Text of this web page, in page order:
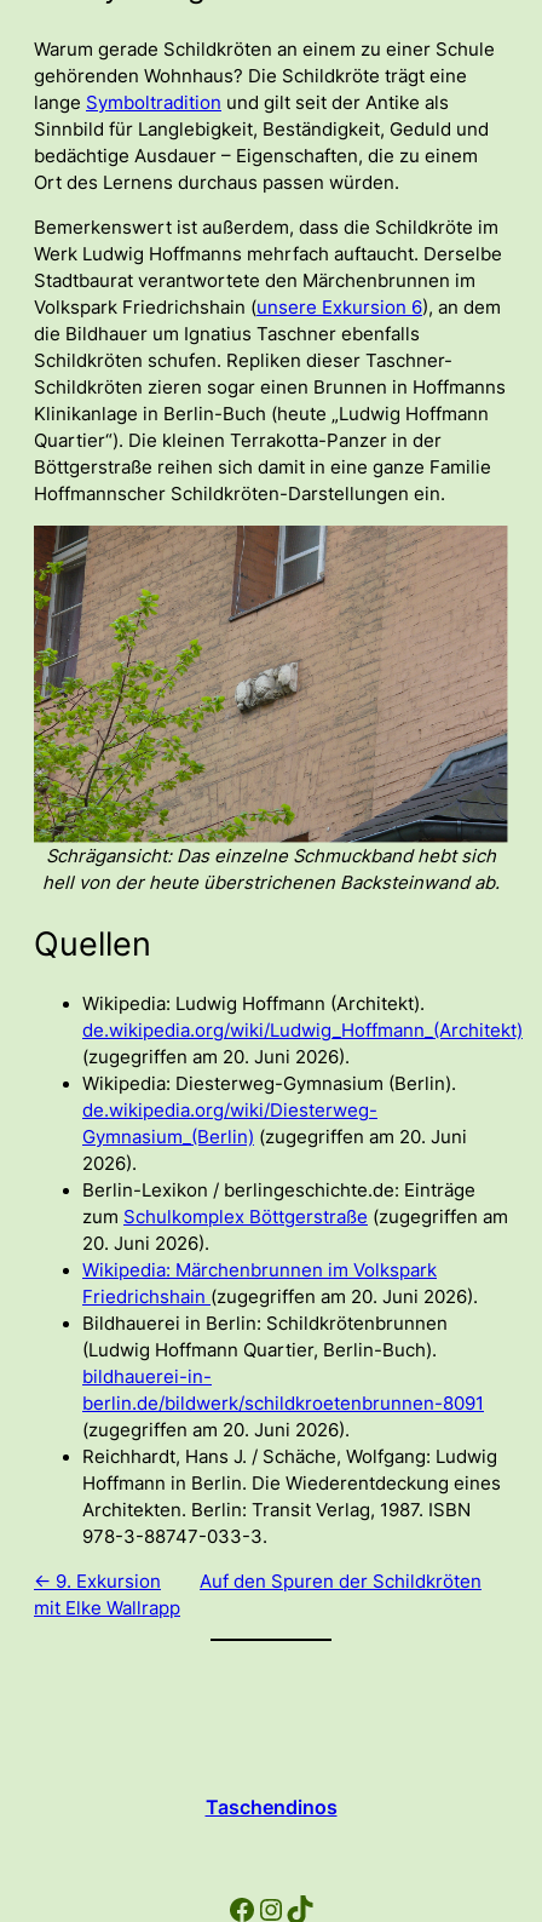
Warum gerade Schildkröten an einem zu einer Schule
gehörenden Wohnhaus? Die Schildkröte trägt eine
lange Symboltradition und gilt seit der Antike als
Sinnbild für Langlebigkeit, Beständigkeit, Geduld und
bedächtige Ausdauer – Eigenschaften, die zu einem
Ort des Lernens durchaus passen würden.
Bemerkenswert ist außerdem, dass die Schildkröte im
Werk Ludwig Hoffmanns mehrfach auftaucht. Derselbe
Stadtbaurat verantwortete den Märchenbrunnen im
Volkspark Friedrichshain (unsere Exkursion 6), an dem
die Bildhauer um Ignatius Taschner ebenfalls
Schildkröten schufen. Repliken dieser Taschner-
Schildkröten zieren sogar einen Brunnen in Hoffmanns
Klinikanlage in Berlin-Buch (heute „Ludwig Hoffmann
Quartier“). Die kleinen Terrakotta-Panzer in der
Böttgerstraße reihen sich damit in eine ganze Familie
Hoffmannscher Schildkröten-Darstellungen ein.
Schrägansicht: Das einzelne Schmuckband hebt sich
hell von der heute überstrichenen Backsteinwand ab.
Quellen
Wikipedia: Ludwig Hoffmann (Architekt).
de.wikipedia.org/wiki/Ludwig_Hoffmann_(Architekt)
(zugegriffen am 20. Juni 2026).
Wikipedia: Diesterweg-Gymnasium (Berlin).
de.wikipedia.org/wiki/Diesterweg-
Gymnasium_(Berlin) (zugegriffen am 20. Juni
2026).
Berlin-Lexikon / berlingeschichte.de: Einträge
zum Schulkomplex Böttgerstraße (zugegriffen am
20. Juni 2026).
Wikipedia: Märchenbrunnen im Volkspark
Friedrichshain (zugegriffen am 20. Juni 2026).
Bildhauerei in Berlin: Schildkrötenbrunnen
(Ludwig Hoffmann Quartier, Berlin-Buch).
bildhauerei-in-
berlin.de/bildwerk/schildkroetenbrunnen-8091
(zugegriffen am 20. Juni 2026).
Reichhardt, Hans J. / Schäche, Wolfgang: Ludwig
Hoffmann in Berlin. Die Wiederentdeckung eines
Architekten. Berlin: Transit Verlag, 1987. ISBN
978-3-88747-033-3.
← 9. Exkursion
Auf den Spuren der Schildkröten
mit Elke Wallrapp
Taschendinos
Facebook InstagramTikTok